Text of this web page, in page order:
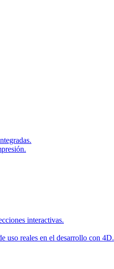
interactivas.
uso reales en el desarrollo con 4D.